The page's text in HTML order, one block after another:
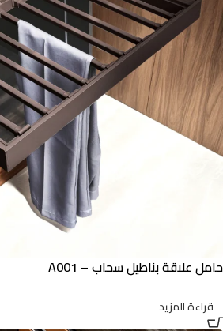
حامل علاقة بناطيل سحاب – A001
قراءة المزيد